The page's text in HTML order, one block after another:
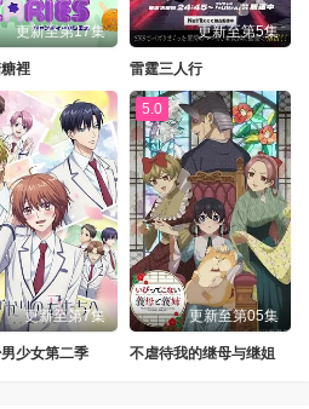
更新至第17集
裡
更新至第5集
雷霆三人行
更新至第7集
少女第二季
5.0
更新至第05集
不虐待我的继母与继姐